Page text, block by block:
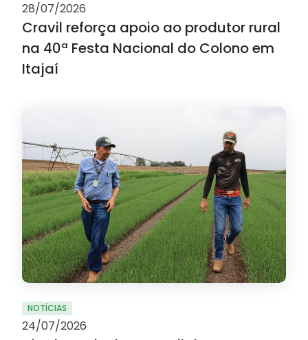
28/07/2026
Cravil reforça apoio ao produtor rural
na 40ª Festa Nacional do Colono em
Itajaí
NOTÍCIAS
24/07/2026